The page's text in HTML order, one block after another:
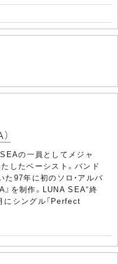
の一員としてメジャ
したベーシスト。バンド
た97年に初のソロ・アルバ
』を制作。LUNA SEA“終
にシングル「Perfect